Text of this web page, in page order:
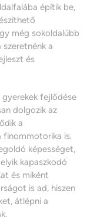
építik be,
még sokoldalúbb
a
és
gyerekek fejlődése
dolgozik az
a
finommotorika is.
képességet,
kapaszkodó
és miként
is ad, hiszen
átlépni a